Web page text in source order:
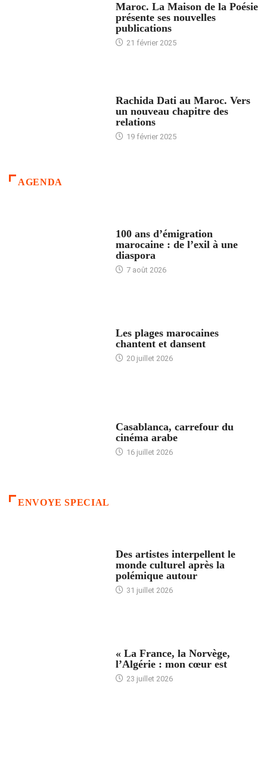
Maroc. La Maison de la Poésie
présente ses nouvelles
publications
21 février 2025
Rachida Dati au Maroc. Vers
un nouveau chapitre des
relations
19 février 2025
AGENDA
100 ans d’émigration
marocaine : de l’exil à une
diaspora
7 août 2026
Les plages marocaines
chantent et dansent
20 juillet 2026
Casablanca, carrefour du
cinéma arabe
16 juillet 2026
ENVOYE SPECIAL
Des artistes interpellent le
monde culturel après la
polémique autour
31 juillet 2026
« La France, la Norvège,
l’Algérie : mon cœur est
23 juillet 2026